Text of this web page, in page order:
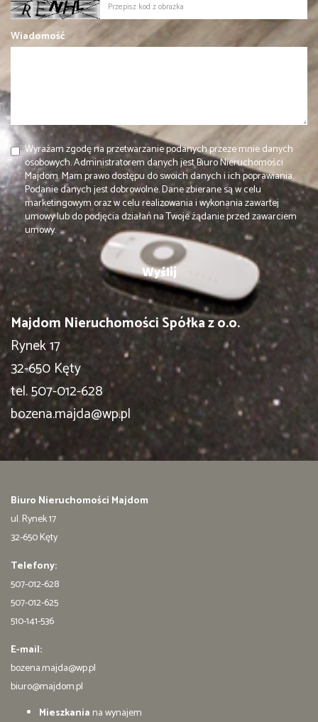
Wiadomość
Wyrażam zgodę na przetwarzanie podanych przeze mnie danych
osobowych. Administratorem danych jest Biuro Nieruchomości
Majdom. Mam prawo dostępu do swoich danych i ich poprawiania.
Podanie danych jest dobrowolne. Dane zbierane są w celu
marketingowym oraz w celu realizowania i wykonania zawartej
umowy lub do podjęcia działań na Twoje żądanie przed zawarciem
umowy.
Majdom Nieruchomości Spółka z o.o.
Rynek 17
32-650 Kęty
tel. 507-012-628
bozena.majda@wp.pl
Biuro Nieruchomości Majdom
ul. Rynek 17
32-650 Kęty
Telefony:
507-012-628
507-012-625
510-141-536
E-mail:
bozena.majda@wp.pl
biuro@majdom.pl
Mieszkania na wynajem